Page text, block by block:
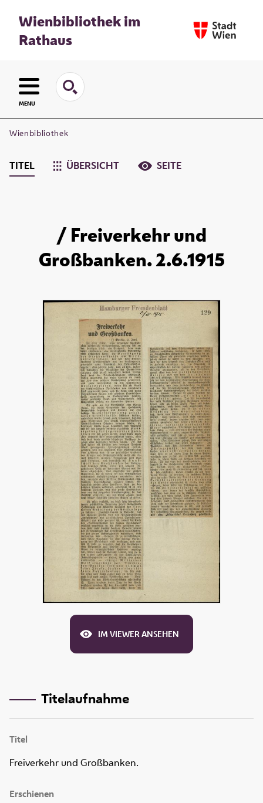
Wienbibliothek im
Rathaus
MENU
Wienbibliothek
TITEL ÜBERSICHT SEITE
/ Freiverkehr und
Großbanken. 2.6.1915
IM VIEWER ANSEHEN
Titelaufnahme
Titel
Freiverkehr und Großbanken.
Erschienen